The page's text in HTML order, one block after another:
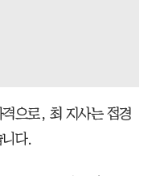
으로, 최 지사는 접경
다.